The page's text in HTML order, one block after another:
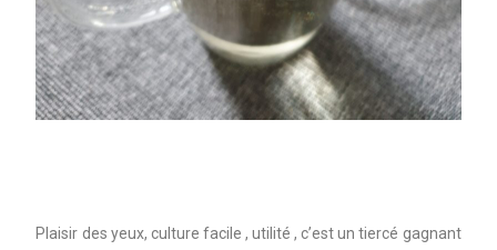
Plaisir des yeux, culture facile , utilité , c’est un tiercé gagnant